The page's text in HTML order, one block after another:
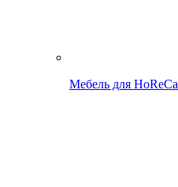
Мебель для HoReCa